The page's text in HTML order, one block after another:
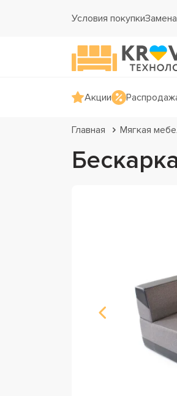
Условия покупки
Акции
Главная Мягкая